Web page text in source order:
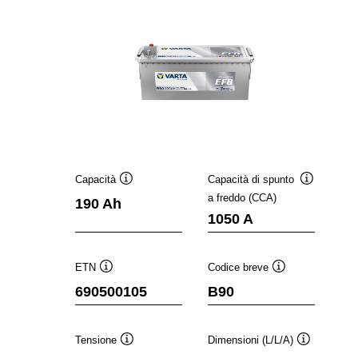
Capacità
190 Ah
Capacità di spunto
a freddo (CCA)
1050 A
ETN
comando
690500105
Codice breve
B90
Tensione
Dimensioni (L/L/A)